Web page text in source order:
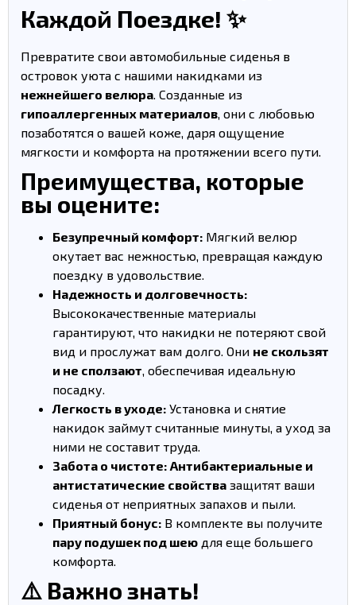
Каждой Поездке! ✨
Превратите свои автомобильные сиденья в
островок уюта с нашими накидками из
нежнейшего велюра. Созданные из
гипоаллергенных материалов, они с любовью
позаботятся о вашей коже, даря ощущение
мягкости и комфорта на протяжении всего пути.
Преимущества, которые
вы оцените:
Безупречный комфорт: Мягкий велюр
окутает вас нежностью, превращая каждую
поездку в удовольствие.
Надежность и долговечность:
Высококачественные материалы
гарантируют, что накидки не потеряют свой
вид и прослужат вам долго. Они не скользят
и не сползают, обеспечивая идеальную
посадку.
Легкость в уходе: Установка и снятие
накидок займут считанные минуты, а уход за
ними не составит труда.
Забота о чистоте: Антибактериальные и
антистатические свойства защитят ваши
сиденья от неприятных запахов и пыли.
Приятный бонус: В комплекте вы получите
пару подушек под шею для еще большего
комфорта.
⚠️ Важно знать!